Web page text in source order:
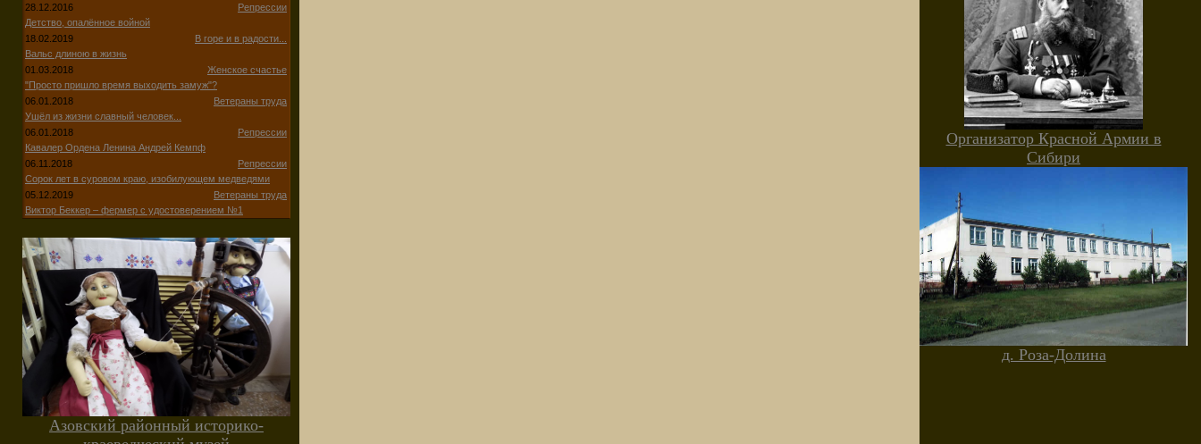
28.12.2016
Репрессии
Детство, опалённое войной
18.02.2019
В горе и в радости...
Вальс длиною в жизнь
01.03.2018
Женское счастье
"Просто пришло время выходить замуж"?
06.01.2018
Ветераны труда
Ушёл из жизни славный человек...
06.01.2018
Репрессии
Кавалер Ордена Ленина Андрей Кемпф
06.11.2018
Репрессии
Сорок лет в суровом краю, изобилующем медведями
05.12.2019
Ветераны труда
Виктор Беккер – фермер с удостоверением №1
Азовский районный историко-
Организатор Красной Армии в
Сибири
д. Роза-Долина